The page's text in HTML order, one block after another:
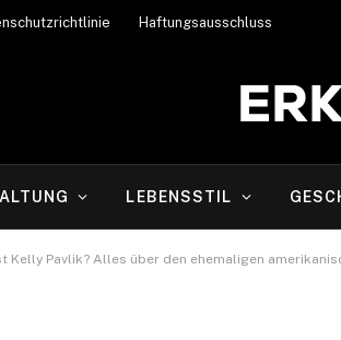
Haftungsausschluss
LEBENSSTIL
Kelly Pavlik? Alles über den ehemaligen